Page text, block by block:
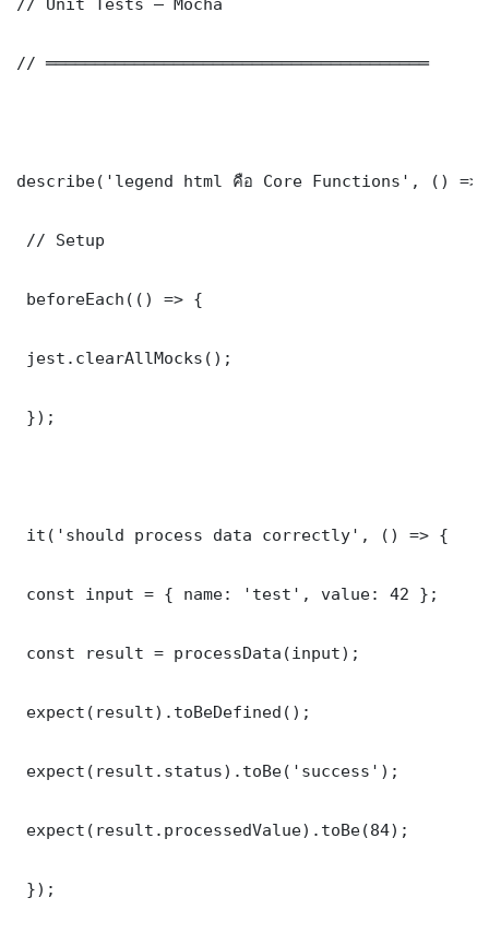
// Unit Tests — Mocha
// ═══════════════════════════════════════
describe('legend html คือ Core Functions', () =>
// Setup
beforeEach(() => {
jest.clearAllMocks();
});
it('should process data correctly', () => {
const input = { name: 'test', value: 42 };
const result = processData(input);
expect(result).toBeDefined();
expect(result.status).toBe('success');
expect(result.processedValue).toBe(84);
});